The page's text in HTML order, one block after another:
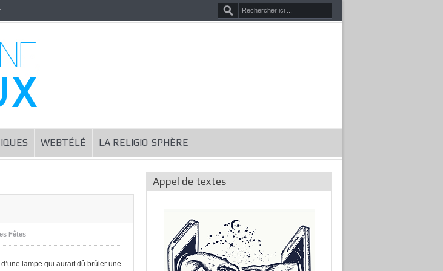
WEBTÉLÉ LA RELIGIO-SPHÈRE
Fêtes
lampe qui aurait dû brûler une
Appel de textes